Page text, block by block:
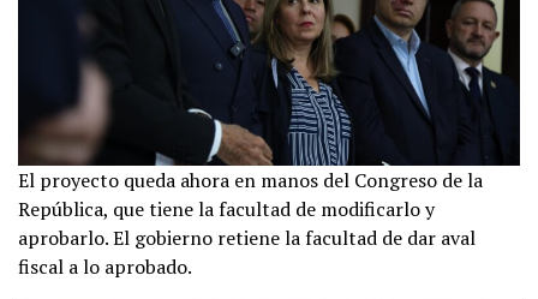
El proyecto queda ahora en manos del Congreso de la
República, que tiene la facultad de modificarlo y
aprobarlo. El gobierno retiene la facultad de dar aval
fiscal a lo aprobado.